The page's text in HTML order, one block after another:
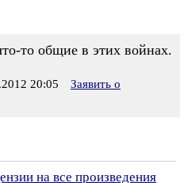
то общие в этих войнах.
20:05
Заявить о
на все произведения